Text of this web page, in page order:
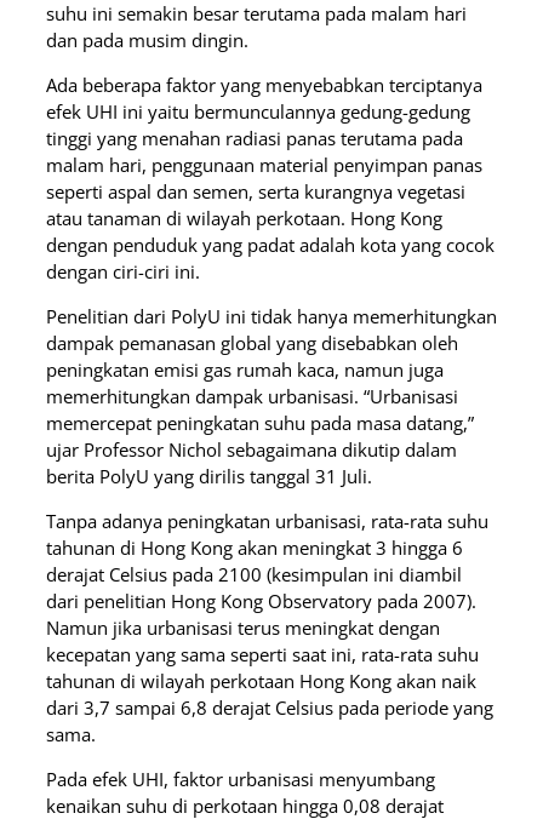
suhu ini semakin besar terutama pada malam hari
dan pada musim dingin.
Ada beberapa faktor yang menyebabkan terciptanya
efek UHI ini yaitu bermunculannya gedung-gedung
tinggi yang menahan radiasi panas terutama pada
malam hari, penggunaan material penyimpan panas
seperti aspal dan semen, serta kurangnya vegetasi
atau tanaman di wilayah perkotaan. Hong Kong
dengan penduduk yang padat adalah kota yang cocok
dengan ciri-ciri ini.
Penelitian dari PolyU ini tidak hanya memerhitungkan
dampak pemanasan global yang disebabkan oleh
peningkatan emisi gas rumah kaca, namun juga
memerhitungkan dampak urbanisasi. “Urbanisasi
memercepat peningkatan suhu pada masa datang,”
ujar Professor Nichol sebagaimana dikutip dalam
berita PolyU yang dirilis tanggal 31 Juli.
Tanpa adanya peningkatan urbanisasi, rata-rata suhu
tahunan di Hong Kong akan meningkat 3 hingga 6
derajat Celsius pada 2100 (kesimpulan ini diambil
dari penelitian Hong Kong Observatory pada 2007).
Namun jika urbanisasi terus meningkat dengan
kecepatan yang sama seperti saat ini, rata-rata suhu
tahunan di wilayah perkotaan Hong Kong akan naik
dari 3,7 sampai 6,8 derajat Celsius pada periode yang
sama.
Pada efek UHI, faktor urbanisasi menyumbang
kenaikan suhu di perkotaan hingga 0,08 derajat